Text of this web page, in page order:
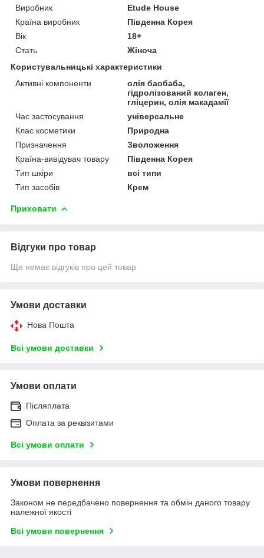
Виробник
Etude House
Країна виробник
Південна Корея
Вік
18+
Стать
Жіноча
Користувальницькі характеристики
Активні компоненти
олія баобаба,
гідролізований колаген,
гліцерин, олія макадамії
Час застосування
універсальне
Клас косметики
Природна
Призначення
Зволоження
Країна-вивідувач товару
Південна Корея
Тип шкіри
всі типи
Тип засобів
Крем
Приховати
Відгуки про товар
Ще немає відгуків про цей товар
Умови доставки
Нова Пошта
Всі умови доставки
Умови оплати
Післяплата
Оплата за реквізитами
Всі умови оплати
Умови повернення
Законом не передбачено повернення та обмін даного товару
належної якості
Всі умови повернення